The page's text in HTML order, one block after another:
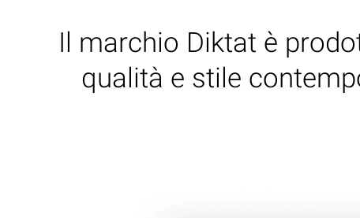
Il marchio Diktat è
qualità e stile